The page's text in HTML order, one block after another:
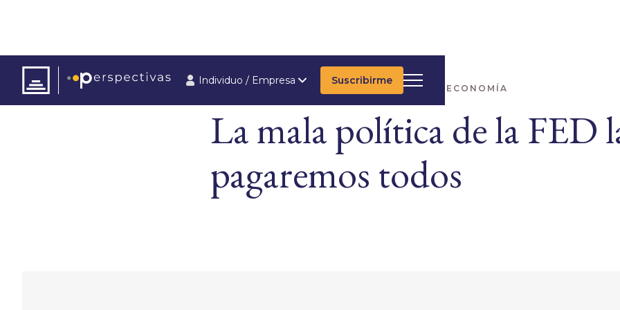
Individuo / Empresa Suscribirme
ARTÍCULOS MACROECONOMÍA
La mala política de la FED
pagaremos todos